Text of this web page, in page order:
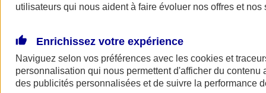
utilisateurs qui nous aident à faire évoluer nos offres et nos
Enrichissez votre expérience
Naviguez selon vos préférences avec les cookies et
personnalisation qui nous permettent d'afficher du contenu
des publicités personnalisées et de suivre la performance